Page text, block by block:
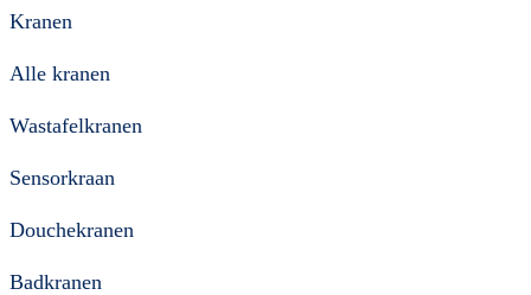
Kranen
Alle kranen
Wastafelkranen
Sensorkraan
Douchekranen
Badkranen